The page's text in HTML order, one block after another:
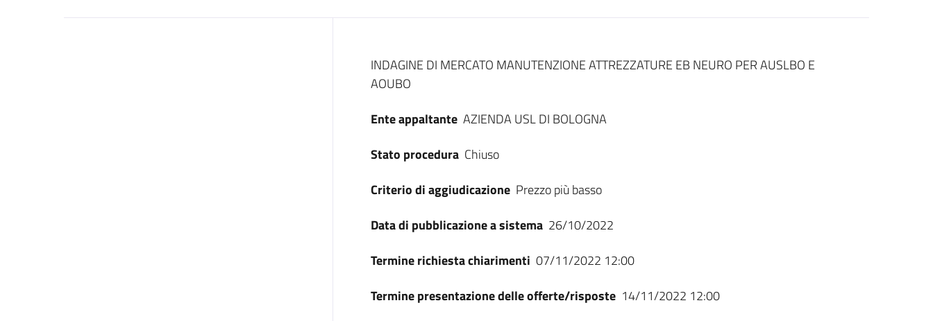
Dati del bando
INDAGINE DI MERCATO MANUTENZIONE ATTREZZATURE EB NEURO PER AUSLBO E
AOUBO
Ente appaltante AZIENDA USL DI BOLOGNA
Stato procedura Chiuso
Criterio di aggiudicazione Prezzo più basso
Data di pubblicazione a sistema 26/10/2022
Termine richiesta chiarimenti 07/11/2022 12:00
Termine presentazione delle offerte/risposte 14/11/2022 12:00